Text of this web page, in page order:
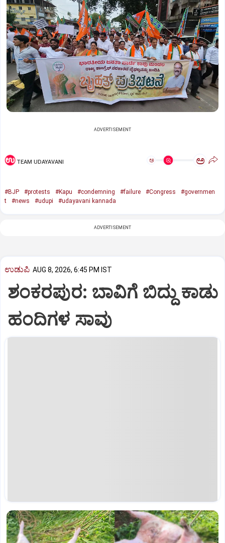
ADVERTISEMENT
TEAM UDAYAVANI ಅ ಅ
#BJP #protests #Kapu #condemning #failure #Congress
#governmen
t
#news #udupi #udayavani kannada
ADVERTISEMENT
ಉಡುಪಿ AUG 8, 2026, 6:45 PM IST
ಶಂಕರಪುರ: ಬಾವಿಗೆ ಬಿದ್ದು ಕಾಡು
ಹಂದಿಗಳ ಸಾವು